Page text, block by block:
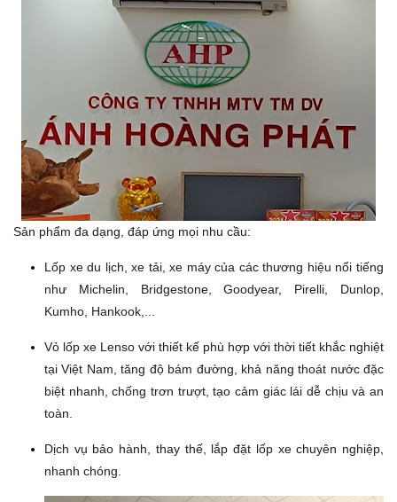
Sản phẩm đa dạng, đáp ứng mọi nhu cầu:
Lốp xe du lịch, xe tải, xe máy của các thương hiệu nổi tiếng
như Michelin, Bridgestone, Goodyear, Pirelli, Dunlop,
Kumho, Hankook,...
Vỏ lốp xe Lenso với thiết kế phù hợp với thời tiết khắc nghiệt
tại Việt Nam, tăng độ bám đường, khả năng thoát nước đặc
biệt nhanh, chống trơn trượt, tạo cảm giác lái dễ chịu và an
toàn.
Dịch vụ bảo hành, thay thế, lắp đặt lốp xechuyên nghiệp,
nhanh chóng.